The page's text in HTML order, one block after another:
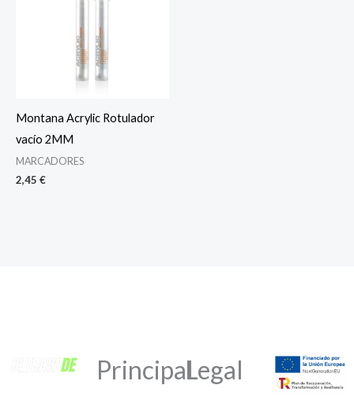
Montana Acrylic Rotulador
vacío 2MM
MARCADORES
2,45 €
PrincipalLegal